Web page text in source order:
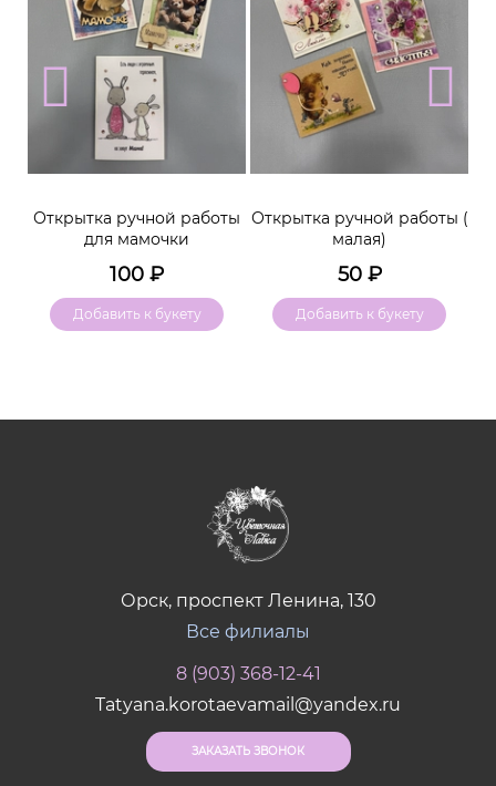
Открытка ручной работы
для мамочки
100 ₽
Добавить к букету
Открытка ручной работы (
малая)
50₽
Добавить к букету
Орск, проспект Ленина, 130
Все филиалы
8 (903) 368-12-41
Tatyana.korotaevamail@yandex.ru
ЗАКАЗАТЬ ЗВОНОК